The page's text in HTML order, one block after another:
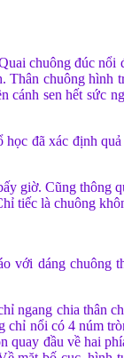
chuông đúc
Thân chuông hình
sen hết sức
đã xác định
giờ. Cũng thông
tiếc là chuông
dáng chuông
ngang chia thân
chỉ nổi có 4 núm
đầu về hai